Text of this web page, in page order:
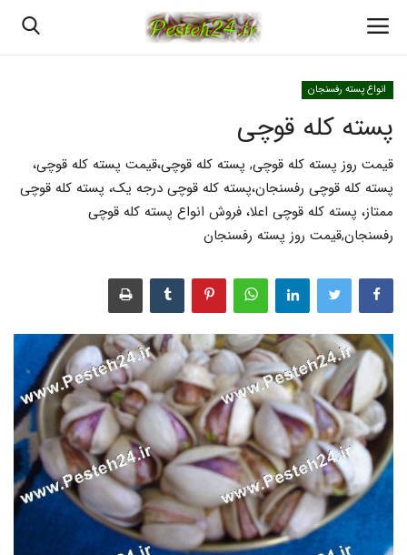
خانه
پسته اعلا رفسنجان
قیمت روزانه پسته رفسنجان
پسته رفسنجان
انواع پسته رفسنجان
خرید پسته رفسنجان
دانستنیهای پـسـتـه رفسنجان
بهترین پسته ایران
انواع پسته رفسنجان
پسته کله قوچی
قیمت روز پسته کله قوچی, پسته کله قوچی،قیمت پسته کله قوچی،
پسته کله قوچی رفسنجان،پسته کله قوچی درجه یک، پسته کله قوچی
ممتاز، پسته کله قوچی اعلا، فروش انواع پسته کله قوچی
رفسنجان,قیمت روز پسته رفسنجان